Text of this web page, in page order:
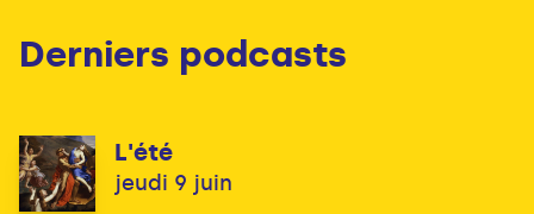
Derniers podcasts
L'été
jeudi 9 juin